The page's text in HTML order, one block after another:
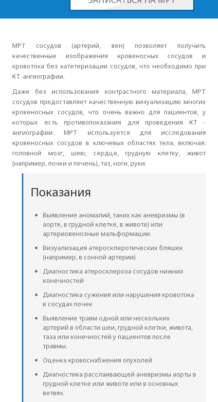
МРТ сосудов (артерий, вен) позволяет получить
качественные изображения кровеносных сосудов и
кровотока без катетеризации сосудов, что необходимо при
КТ-ангиографии.
Даже без использования контрастного материала, МРТ
сосудов предоставляет качественную визуализацию многих
кровеносных сосудов, что очень важно для пациентов, у
которых есть противопоказания для проведения КТ -
ангиографии. МРТ используется для исследования
кровеносных сосудов в ключевых областях тела, включая:
головной мозг, шею, сердце, грудную клетку, живот
(например, почки и печень), таз, ноги, руки.
Показания
Выявление аномалий, таких как аневризмы (в
аорте, в грудной клетке, в животе) или
артериовенозные мальформации.
Визуализация атеросклеротических бляшек
(например, в сонной артерии)
Диагностика атеросклероза сосудов нижних
конечностей
Диагностика сужения или нарушения кровотока
в сосудах почек
Выявление травм одной или нескольких
артерий в области шеи, грудной клетки, живота,
таза или конечностей у пациентов после
травмы.
Оценка кровоснабжения опухолей
Диагностика расслаивающей аневризмы аорты в
грудной клетке или животе или в основных
ветвях.